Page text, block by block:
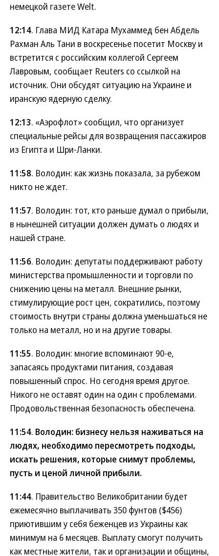
немецкой газете Welt.
12:14. Глава МИД Катара Мухаммед бен Абдель
Рахман Аль Тани в воскресенье посетит Москву и
встретится с российским коллегой Сергеем
Лавровым, сообщает Reuters со ссылкой на
источник. Они обсудят ситуацию на Украине и
иранскую ядерную сделку.
12:13. «Аэрофлот» сообщил, что организует
специальные рейсы для возвращения пассажиров
из Египта и Шри-Ланки.
11:58. Володин: как жизнь показала, за рубежом
никто не ждет.
11:57. Володин: тот, кто раньше думал о прибыли,
в нынешней ситуации должен думать о людях и
нашей стране.
11:56. Володин: депутаты поддерживают работу
министерства промышленности и торговли по
снижению цены на металл. Внешние рынки,
стимулирующие рост цен, сократились, поэтому
стоимость внутри страны должна уменьшаться не
только на металл, но и на другие товары.
11:55. Володин: многие вспоминают 90-е,
запасаясь продуктами питания, создавая
повышенный спрос. Но сегодня время другое.
Никого не оставят один на один с проблемами.
Продовольственная безопасность обеспечена.
11:54. Володин: бизнесу нельзя наживаться на
людях, необходимо пересмотреть подходы,
искать решения, которые снимут проблемы,
пусть и ценой личной прибыли.
11:44. Правительство Великобритании будет
ежемесячно выплачивать 350 фунтов ($456)
приютившим у себя беженцев из Украины как
минимум на 6 месяцев. Выплату смогут получить
как местные жители, так и организации и общины,